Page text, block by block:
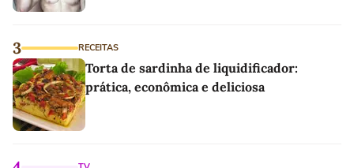
3 RECEITAS
Torta de sardinha de liquidificador:
prática, econômica e deliciosa